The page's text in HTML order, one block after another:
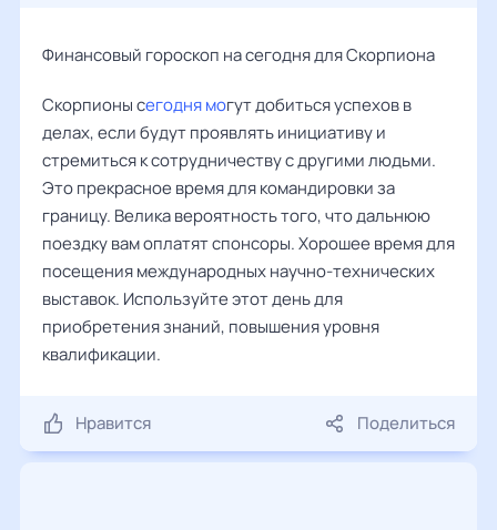
Финансовый гороскоп на сегодня для Скорпиона
Скорпионы сегодня могут добиться успехов в
делах, если будут проявлять инициативу и
стремиться к сотрудничеству с другими людьми.
Это прекрасное время для командировки за
границу. Велика вероятность того, что дальнюю
поездку вам оплатят спонсоры. Хорошее время для
посещения международных научно-технических
выставок. Используйте этот день для
приобретения знаний, повышения уровня
квалификации.
Нравится Поделиться